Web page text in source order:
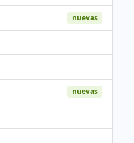
nuevas
nuevas